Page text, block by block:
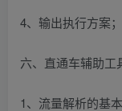
4、输出执行方案；
六、直通车辅助工
1、流量解析的基本